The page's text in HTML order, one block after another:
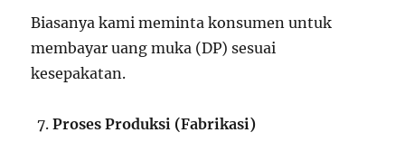
Biasanya kami meminta konsumen untuk
membayar uang muka (DP) sesuai
kesepakatan.
Proses Produksi (Fabrikasi)